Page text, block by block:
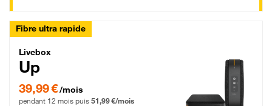
Fibre ultra rapide
Livebox Up Fibre
Livebox
Up
39,99 € par mois pendant 12 mois puis 51,99 € par mois, Engagement 12 mois
39,99 €/mois
pendant 12 mois puis 51,99 €/mois